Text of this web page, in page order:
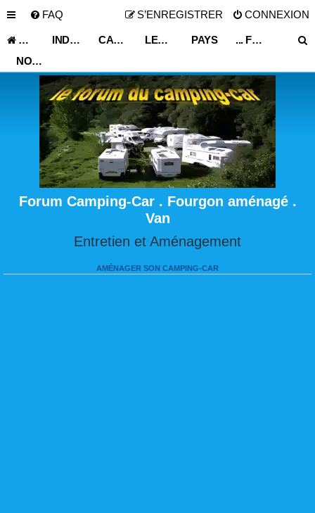
FAQ CONNEXION
S’ENREGISTRER
ACCUEIL INDEX DU FORUM CARNET DE VOYAGE LES ASTUCES ET CONSEILS DE VOYAGE PAYS
... FRANCE ...
NORD PAS DE CALAIS
Forum Camping-Car . Fourgon aménagé .
Van
Entretien et Aménagement
AMÉNAGER SON CAMPING-CAR